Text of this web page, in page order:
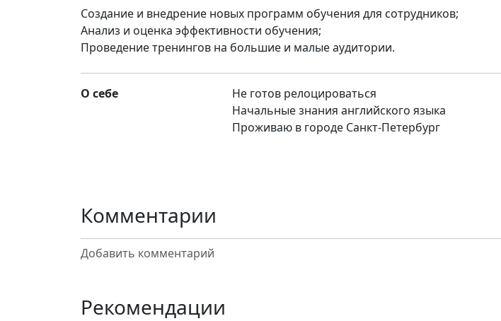
Создание и внедрение новых программ обучения для сотрудников;
Анализ и оценка эффективности обучения;
Проведение тренингов на большие и малые аудитории.
О себе
Не готов релоцироваться
Начальные знания английского языка
Проживаю в городе Санкт-Петербург
Комментарии
Добавить комментарий
Рекомендации